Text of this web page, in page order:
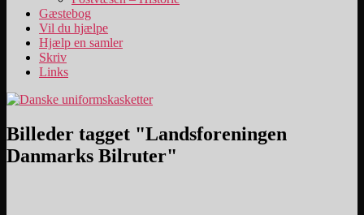
Gæstebog
Vil du hjælpe
Hjælp en samler
Skriv
Links
Billeder tagget "Landsforeningen
Danmarks Bilruter"